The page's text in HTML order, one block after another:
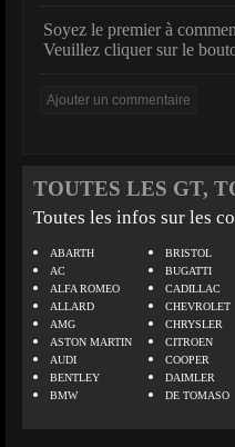
Soyez le premier à
Veuillez cliquer sur le
TOUTES LES GT,
Toutes les infos sur les
ABARTH
AC
ALFA ROMEO
ALLARD
AMG
ASTON MARTIN
AUDI
BENTLEY
BMW
BRISTOL
BUGATTI
CADILLAC
CHEVROLET
CHRYSLER
CITROEN
COOPER
DAIMLER
DE TOMASO